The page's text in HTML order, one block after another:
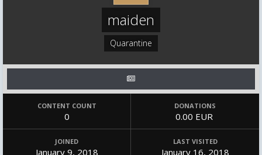
maiden
Quarantine
CONTENT COUNT
0
DONATIONS
0.00 EUR
JOINED
January 9, 2018
LAST VISITED
January 16, 2018